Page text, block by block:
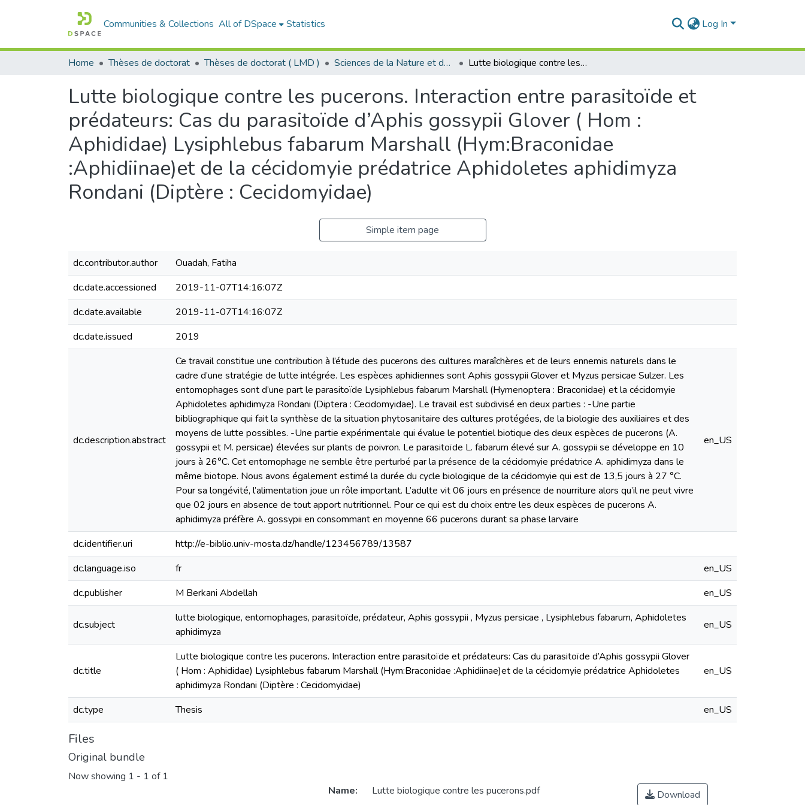
Communities & Collections All of DSpace Statistics Log In
Home Thèses de doctorat Thèses de doctorat ( LMD ) Sciences de la Nature et de la Vie - علوم الطبيعة و الحياة Lutte biologique contre les pucerons. Interaction entre parasitoïde et prédateurs: Cas du parasitoïde d’Aphis gossypii Glover ( Hom : Aphididae) Lysiphlebus fabarum Marshall (Hym:Braconidae :Aphidiinae)et de la cécidomyie prédatrice Aphidoletes aphidimyza Rondani (Diptère : Cecidomyidae)
Lutte biologique contre les pucerons. Interaction entre parasitoïde et
prédateurs: Cas du parasitoïde d’Aphis gossypii Glover ( Hom :
Aphididae) Lysiphlebus fabarum Marshall (Hym:Braconidae
:Aphidiinae)et de la cécidomyie prédatrice Aphidoletes aphidimyza
Rondani (Diptère : Cecidomyidae)
Simple item page
dc.contributor.author
Ouadah, Fatiha
dc.date.accessioned
2019-11-07T14:16:07Z
dc.date.available
2019-11-07T14:16:07Z
dc.date.issued
2019
dc.description.abstract
Ce travail constitue une contribution à l’étude des pucerons des cultures maraîchères et de leurs ennemis naturels dans le
cadre d’une stratégie de lutte intégrée. Les espèces aphidiennes sont Aphis gossypii Glover et Myzus persicae Sulzer. Les
entomophages sont d’une part le parasitoïde Lysiphlebus fabarum Marshall (Hymenoptera : Braconidae) et la cécidomyie
Aphidoletes aphidimyza Rondani (Diptera : Cecidomyidae). Le travail est subdivisé en deux parties : -Une partie
bibliographique qui fait la synthèse de la situation phytosanitaire des cultures protégées, de la biologie des auxiliaires et des
moyens de lutte possibles. -Une partie expérimentale qui évalue le potentiel biotique des deux espèces de pucerons (A.
gossypii et M. persicae) élevées sur plants de poivron. Le parasitoïde L. fabarum élevé sur A. gossypii se développe en 10
jours à 26°C. Cet entomophage ne semble être perturbé par la présence de la cécidomyie prédatrice A. aphidimyza dans le
même biotope. Nous avons également estimé la durée du cycle biologique de la cécidomyie qui est de 13,5 jours à 27 °C.
Pour sa longévité, l’alimentation joue un rôle important. L’adulte vit 06 jours en présence de nourriture alors qu’il ne peut vivre
que 02 jours en absence de tout apport nutritionnel. Pour ce qui est du choix entre les deux espèces de pucerons A.
aphidimyza préfère A. gossypii en consommant en moyenne 66 pucerons durant sa phase larvaire
en_US
dc.identifier.uri
http://e-biblio.univ-mosta.dz/handle/123456789/13587
dc.language.iso
fr
en_US
dc.publisher
M Berkani Abdellah en_US
dc.subject
lutte biologique, entomophages, parasitoïde, prédateur, Aphis gossypii , Myzus persicae , Lysiphlebus fabarum, Aphidoletes
aphidimyza
en_US
dc.title
Lutte biologique contre les pucerons. Interaction entre parasitoïde et prédateurs: Cas du parasitoïde d’Aphis gossypii Glover
( Hom : Aphididae) Lysiphlebus fabarum Marshall (Hym:Braconidae :Aphidiinae)et de la cécidomyie prédatrice Aphidoletes
aphidimyza Rondani (Diptère : Cecidomyidae)
en_US
dc.type Thesis en_US
Files
Original bundle
Now showing 1 - 1 of 1
Name:
Lutte biologique contre les pucerons.pdf
Download